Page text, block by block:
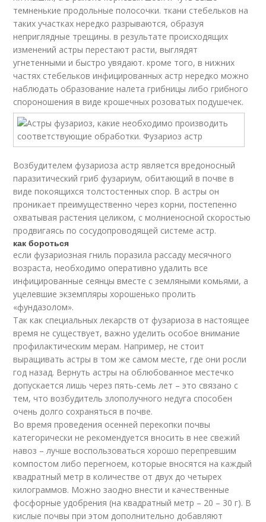
темненькие продольные полосочки. ткани стебельков на
таких участках нередко разрываются, образуя
неприглядные трещины. в результате происходящих
изменений астры перестают расти, выглядят
угнетенными и быстро увядают. кроме того, в нижних
частях стебельков инфицированных астр нередко можно
наблюдать образование налета грибницы либо грибного
спороношения в виде крошечных розоватых подушечек.
Возбудителем фузариоза астр является вредоносный
паразитический гриб фузариум, обитающий в почве в
виде покоящихся толстостенных спор. В астры он
проникает преимущественно через корни, постепенно
охватывая растения целиком, с молниеносной скоростью
продвигаясь по сосудопроводящей системе астр.
как бороться
если фузариозная гниль поразила рассаду месячного
возраста, необходимо оперативно удалить все
инфицированные сеянцы вместе с земляными комьями, а
уцелевшие экземпляры хорошенько пролить
«фундазолом».
Так как специальных лекарств от фузариоза в настоящее
время не существует, важно уделить особое внимание
профилактическим мерам. Например, не стоит
выращивать астры в том же самом месте, где они росли
год назад. Вернуть астры на облюбованное местечко
допускается лишь через пять-семь лет – это связано с
тем, что возбудитель злополучного недуга способен
очень долго сохраняться в почве.
Во время проведения осенней перекопки почвы
категорически не рекомендуется вносить в нее свежий
навоз – лучше воспользоваться хорошо перепревшим
компостом либо перегноем, которые вносятся на каждый
квадратный метр в количестве от двух до четырех
килограммов. Можно заодно внести и качественные
фосфорные удобрения (на квадратный метр – 20 – 30 г). В
кислые почвы при этом дополнительно добавляют